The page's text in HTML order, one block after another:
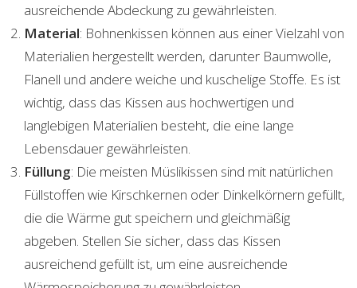
ausreichende Abdeckung zu gewährleisten.
Material: Bohnenkissen können aus einer Vielzahl von
Materialien hergestellt werden, darunter Baumwolle,
Flanell und andere weiche und kuschelige Stoffe. Es ist
wichtig, dass das Kissen aus hochwertigen und
langlebigen Materialien besteht, die eine lange
Lebensdauer gewährleisten.
Füllung: Die meisten Müslikissen sind mit natürlichen
Füllstoffen wie Kirschkernen oder Dinkelkörnern gefüllt,
die die Wärme gut speichern und gleichmäßig
abgeben. Stellen Sie sicher, dass das Kissen
ausreichend gefüllt ist, um eine ausreichende